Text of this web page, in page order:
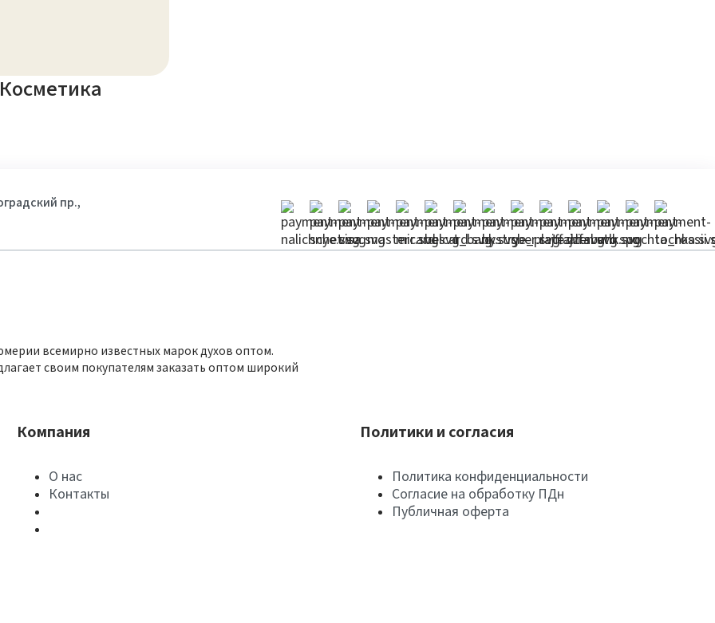
пр.,
всемирно известных марок духов оптом.
своим покупателям заказать оптом широкий
Компания
О нас
Контакты
Политики и согласия
Политика конфиденциальности
Согласие на обработку ПДн
Публичная оферта